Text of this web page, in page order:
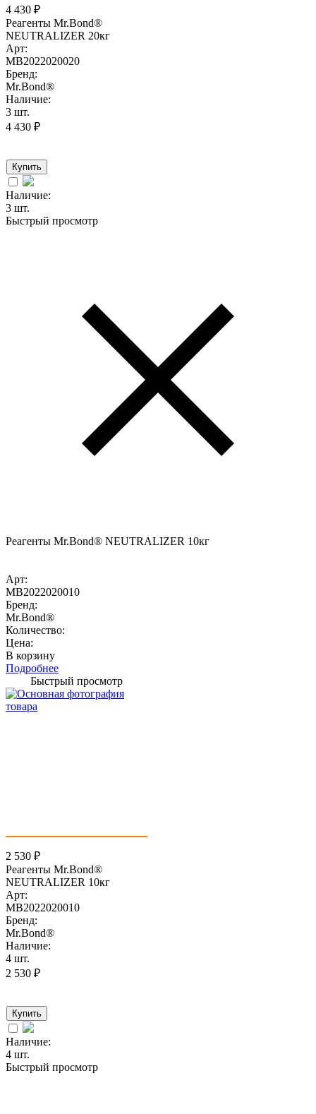
4 430 ₽
Реагенты Mr.Bond®
NEUTRALIZER 20кг
Арт:
MB2022020020
Бренд:
Mr.Bond®
Наличие:
3 шт.
4 430 ₽
Купить
Наличие:
3 шт.
Быстрый просмотр
Реагенты Mr.Bond® NEUTRALIZER 10кг
Арт:
MB2022020010
Бренд:
Mr.Bond®
Количество:
Цена:
В корзину
Подробнее
Быстрый просмотр
2 530 ₽
Реагенты Mr.Bond®
NEUTRALIZER 10кг
Арт:
MB2022020010
Бренд:
Mr.Bond®
Наличие:
4 шт.
2 530 ₽
Купить
Наличие:
4 шт.
Быстрый просмотр